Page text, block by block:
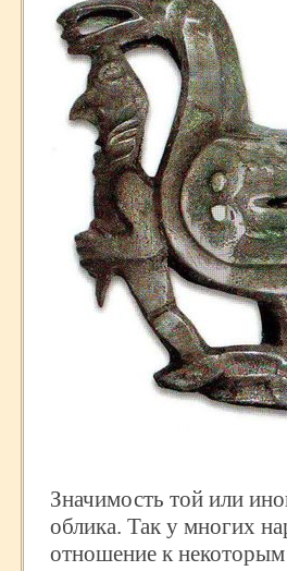
Значимость той или
облика. Так у многих
отношение к